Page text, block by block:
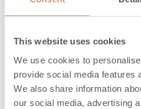
This website uses cookies
We use cookies to
provide social media features
We also share information
our social media, advertising
maximum de
pellets, kg
Durée de
restitution de la